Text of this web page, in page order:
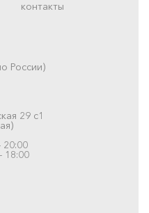
контакты
России)
29 с1
20:00
18:00